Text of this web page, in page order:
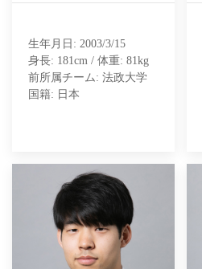
生年月日: 2003/3/15
身長: 181cm / 体重: 81kg
前所属チーム: 法政大学
国籍: 日本